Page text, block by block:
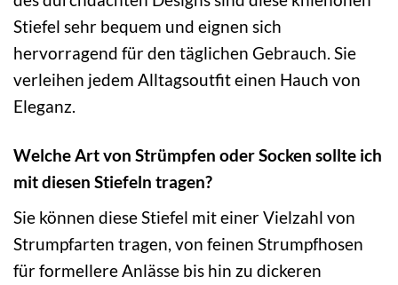
Stiefel sehr bequem und eignen sich
hervorragend für den täglichen Gebrauch. Sie
verleihen jedem Alltagsoutfit einen Hauch von
Eleganz.
Welche Art von Strümpfen oder Socken sollte ich
mit diesen Stiefeln tragen?
Sie können diese Stiefel mit einer Vielzahl von
Strumpfarten tragen, von feinen Strumpfhosen
für formellere Anlässe bis hin zu dickeren